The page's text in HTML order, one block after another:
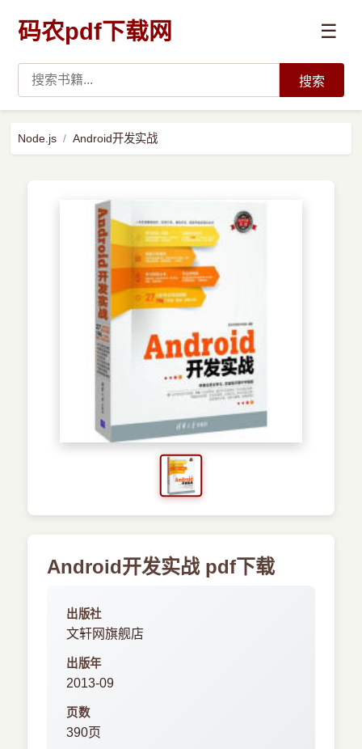
码农pdf下载网 ☰
预订书籍
搜索
Node.js Android开发实战
Android开发实战 pdf下载
出版社
文轩网旗舰店
出版年
2013-09
页数
390页